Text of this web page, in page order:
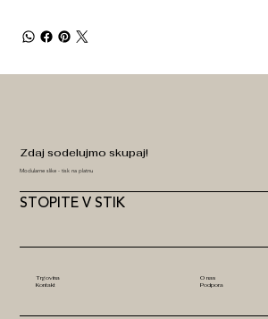
STOPITE V STIK
Modularne slike - tisk na platnu
Zdaj sodelujmo skupaj!
Trgovina
O nas
Kontakt
Podpora